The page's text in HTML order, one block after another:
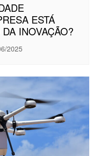
ESTÁ
INOVAÇÃO?
2025